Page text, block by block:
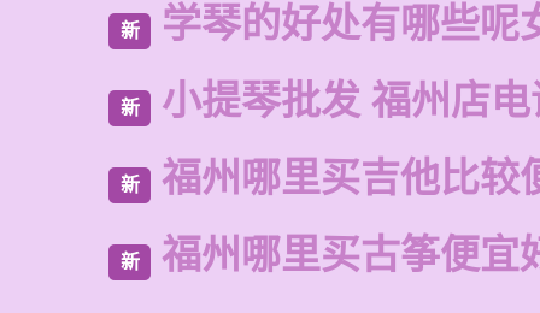
新 学琴的好处有哪些呢
新 小提琴批发 福州店
新 福州哪里买吉他比较
新 福州哪里买古筝便宜